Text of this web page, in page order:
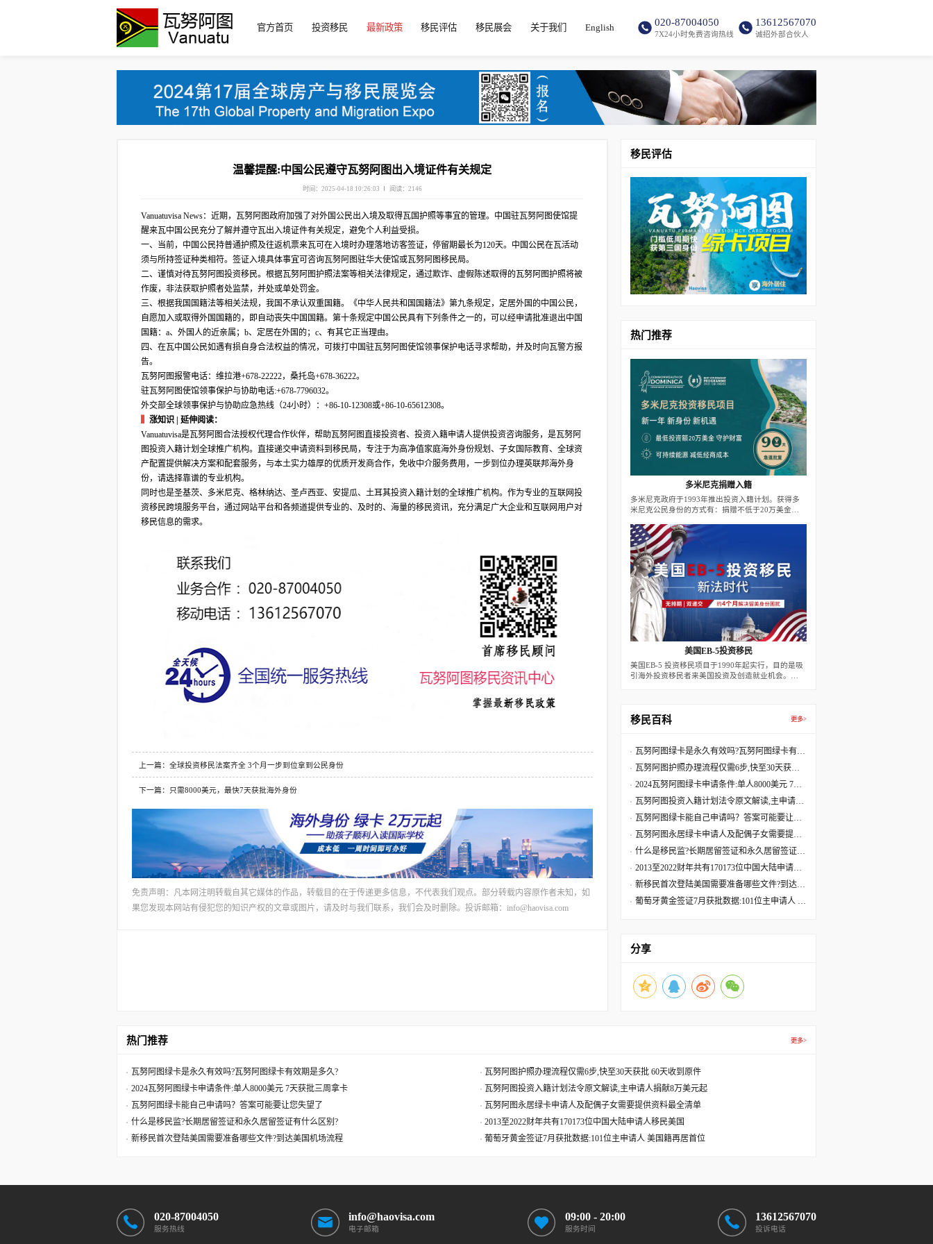
官方首页 投资移民 最新政策 移民评估 移民展会 关于我们 English 020-87004050
7X24小时免费咨询热线
13612567070
诚招外部合伙人
温馨提醒:中国公民遵守瓦努阿图出入境证件有关规定
时间：2025-04-18 10:26:03 阅读：2146
Vanuatuvisa News：近期，瓦努阿图政府加强了对外国公民出入境及取得瓦国护照等事宜的管理。中国驻瓦努阿图使馆提
醒来瓦中国公民充分了解并遵守瓦出入境证件有关规定，避免个人利益受损。
一、当前，中国公民持普通护照及往返机票来瓦可在入境时办理落地访客签证，停留期最长为120天。中国公民在瓦活动
须与所持签证种类相符。签证入境具体事宜可咨询瓦努阿图驻华大使馆或瓦努阿图移民局。
二、谨慎对待瓦努阿图投资移民。根据瓦努阿图护照法案等相关法律规定，通过欺诈、虚假陈述取得的瓦努阿图护照将被
作废，非法获取护照者处监禁，并处或单处罚金。
三、根据我国国籍法等相关法规，我国不承认双重国籍。《中华人民共和国国籍法》第九条规定，定居外国的中国公民，
自愿加入或取得外国国籍的，即自动丧失中国国籍。第十条规定中国公民具有下列条件之一的，可以经申请批准退出中国
国籍：a、外国人的近亲属；b、定居在外国的；c、有其它正当理由。
四、在瓦中国公民如遇有损自身合法权益的情况，可拨打中国驻瓦努阿图使馆领事保护电话寻求帮助，并及时向瓦警方报
告。
瓦努阿图报警电话：维拉港+678-22222，桑托岛+678-36222。
驻瓦努阿图使馆领事保护与协助电话:+678-7796032。
外交部全球领事保护与协助应急热线（24小时）：+86-10-12308或+86-10-65612308。
▍涨知识 | 延伸阅读：
Vanuatuvisa是瓦努阿图合法授权代理合作伙伴，帮助瓦努阿图直接投资者、投资入籍申请人提供投资咨询服务，是瓦努阿
图投资入籍计划全球推广机构。直接递交申请资料到移民局，专注于为高净值家庭海外身份规划、子女国际教育、全球资
产配置提供解决方案和配套服务，与本土实力雄厚的优质开发商合作，免收中介服务费用，一步到位办理英联邦海外身
份，请选择靠谱的专业机构。
同时也是圣基茨、多米尼克、格林纳达、圣卢西亚、安提瓜、土耳其投资入籍计划的全球推广机构。作为专业的互联网投
资移民跨境服务平台，通过网站平台和各频道提供专业的、及时的、海量的移民资讯，充分满足广大企业和互联网用户对
移民信息的需求。
上一篇：全球投资移民法案齐全 3个月一步到位拿到公民身份
下一篇：只需8000美元，最快7天获批海外身份
免责声明：凡本网注明转载自其它媒体的作品，转载目的在于传递更多信息，不代表我们观点。部分转载内容原作者未知，如
果您发现本网站有侵犯您的知识产权的文章或图片，请及时与我们联系，我们会及时删除。投诉邮箱：info@haovisa.com
移民评估
热门推荐
多米尼克捐赠入籍
多米尼克政府于1993年推出投资入籍计划。获得多
米尼克公民身份的方式有：捐赠不低于20万美金至
产项目。
美国EB-5投资移民
美国EB-5 投资移民项目于1990年起实行，目的是吸
引海外投资移民者来美国投资及创造就业机会。
工人就业机会，即可获发二年期的有条件移民签证。
二年届满前90天，若移民投资者的投资行为满足10
移除，而成为永久居民。
移民百科 更多>
瓦努阿图绿卡是永久有效吗?瓦努阿图绿卡有效
期是多久?
瓦努阿图护照办理流程仅需6步,快至30天获批
60天收到原件
2024瓦努阿图绿卡申请条件:单人8000美元 7天
获批三周拿卡
瓦努阿图投资入籍计划法令原文解读,主申请人
捐献8万美元起
瓦努阿图绿卡能自己申请吗？答案可能要让您
失望了
瓦努阿图永居绿卡申请人及配偶子女需要提供
资料最全清单
什么是移民监?长期居留签证和永久居留签证有
什么区别?
2013至2022财年共有170173位中国大陆申请人
移民美国
新移民首次登陆美国需要准备哪些文件?到达美
国机场流程
葡萄牙黄金签证7月获批数据:101位主申请人 美
分享
热门推荐 更多>
瓦努阿图绿卡是永久有效吗?瓦努阿图绿卡有效期是多久?
瓦努阿图护照办理流程仅需6步,快至30天获批 60天收到原件
2024瓦努阿图绿卡申请条件:单人8000美元 7天获批三周拿卡
瓦努阿图投资入籍计划法令原文解读,主申请人捐献8万美元起
瓦努阿图绿卡能自己申请吗？答案可能要让您失望了
瓦努阿图永居绿卡申请人及配偶子女需要提供资料最全清单
什么是移民监?长期居留签证和永久居留签证有什么区别?
2013至2022财年共有170173位中国大陆申请人移民美国
新移民首次登陆美国需要准备哪些文件?到达美国机场流程
葡萄牙黄金签证7月获批数据:101位主申请人 美国籍再居首位
020-87004050
服务热线
info@haovisa.com
电子邮箱
09:00 - 20:00
服务时间
13612567070
投诉电话